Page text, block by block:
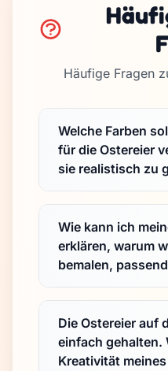
Häufige Fragen
Welche Farben
für die Ostereier
sie realistisch zu
Wie kann ich
erklären, warum
bemalen,
Die Ostereier auf
einfach gehalten.
Kreativität